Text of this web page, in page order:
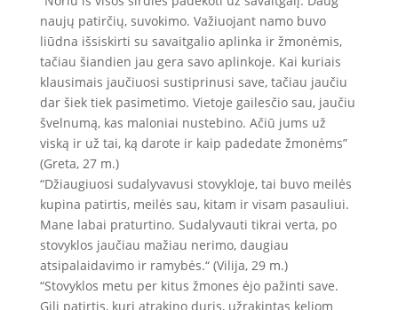
naujų patirčių, suvokimo. Važiuojant namo buvo
liūdna išsiskirti su savaitgalio aplinka ir žmonėmis,
tačiau šiandien jau gera savo aplinkoje. Kai kuriais
klausimais jaučiuosi sustiprinusi save, tačiau jaučiu
dar šiek tiek pasimetimo. Vietoje gailesčio sau, jaučiu
švelnumą, kas maloniai nustebino. Ačiū jums už
viską ir už tai, ką darote ir kaip padedate žmonėms”
(Greta, 27 m.)
“Džiaugiuosi sudalyvavusi stovykloje, tai buvo meilės
kupina patirtis, meilės sau, kitam ir visam pasauliui.
Mane labai praturtino. Sudalyvauti tikrai verta, po
stovyklos jaučiau mažiau nerimo, daugiau
atsipalaidavimo ir ramybės.“ (Vilija, 29 m.)
“Stovyklos metu per kitus žmones ėjo pažinti save.
Gili patirtis, kuri atrakino duris, užrakintas keliom